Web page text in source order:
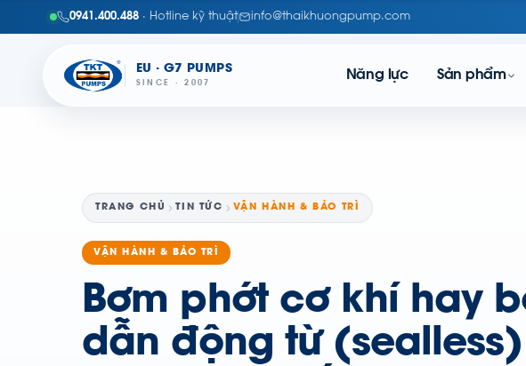
0941.400.488 · Hotline kỹ thuật info@thaikhuongpump.com
EU · G7 PUMPS
SINCE · 2007
Năng lực Sản phẩm
TRANG CHỦ TIN TỨC VẬN HÀNH & BẢO TRÌ
VẬN HÀNH & BẢO TRÌ
Bơm phớt cơ khí hay
dẫn động từ (sealless)